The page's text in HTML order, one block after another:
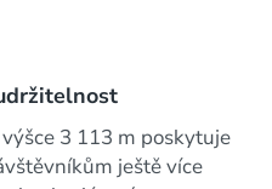
3 113 m poskytuje
ještě více